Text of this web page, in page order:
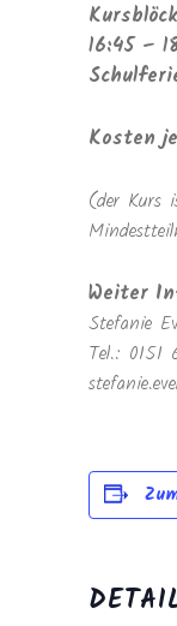
16:45 –
Kosten
(der Kurs
Weiter
Stefanie
Tel.: